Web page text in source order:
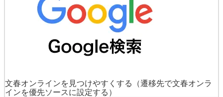
文春オンラインを見つけやすくする
（遷移先で文春オンラ
インを優先ソースに設定する）